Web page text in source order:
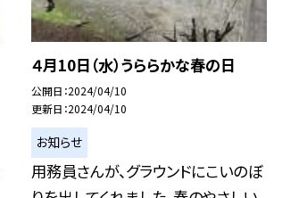
４月10日（水）うららかな春の日
公開日 2024/04/10
更新日 2024/04/10
お知らせ
用務員さんが、グラウンドにこいのぼ